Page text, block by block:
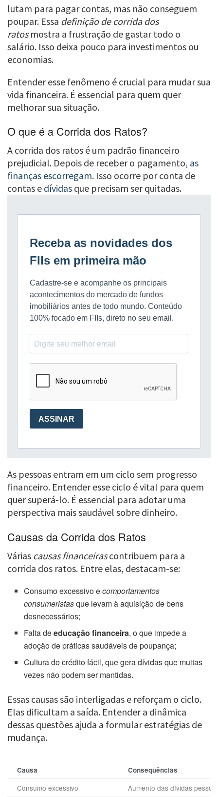
lutam para pagar contas, mas não conseguem
poupar. Essa definição de corrida dos
ratosmostra a frustração de gastar todo o
salário. Isso deixa pouco para investimentos ou
economias.
Entender esse fenômeno é crucial para mudar sua
vida financeira. É essencial para quem quer
melhorar sua situação.
O que é a Corrida dos Ratos?
A corrida dos ratos é um padrão financeiro
prejudicial. Depois de receber o pagamento, as
finanças escorregam. Isso ocorre por conta de
contas e dívidas que precisam ser quitadas.
As pessoas entram em um ciclo sem progresso
financeiro. Entender esse ciclo é vital para quem
quer superá-lo. É essencial para adotar uma
perspectiva mais saudável sobre dinheiro.
Causas da Corrida dos Ratos
Várias causas financeirascontribuem para a
corrida dos ratos. Entre elas, destacam-se:
Consumo excessivo ecomportamentos
consumeristasque levam à aquisição de bens
desnecessários;
Falta deeducação financeira, o que impede a
adoção de práticas saudáveis de poupança;
Cultura do crédito fácil, que gera dívidas que muitas
vezes não podem ser mantidas.
Essas causas são interligadas e reforçam o ciclo.
Elas dificultam a saída. Entender a dinâmica
dessas questões ajuda a formular estratégias de
mudança.
Causa Consequências
Consumo excessivo Aumento das dívidas